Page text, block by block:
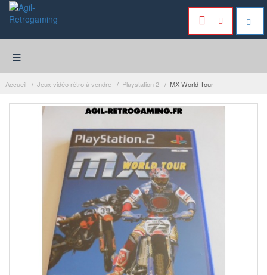
≡
Accueil Jeux vidéo rétro à vendre Playstation 2 MX World Tour